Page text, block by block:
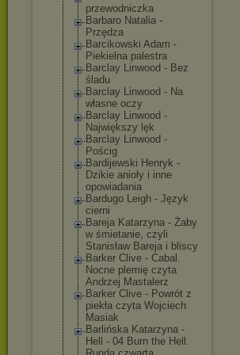
przewodniczka
Barbaro Natalia -
Przędza
Barcikowski Adam -
Piekielna palestra
Barclay Linwood - Bez
śladu
Barclay Linwood - Na
własne oczy
Barclay Linwood -
Największy lęk
Barclay Linwood -
Pościg
Bardijewski Henryk -
Dzikie anioły i inne
opowiadania
Bardugo Leigh - Język
cierni
Bareja Katarzyna - Żaby
w śmietanie, czyli
Stanisław Bareja i bliscy
Barker Clive - Cabal.
Nocne plemię czyta
Andrzej Mastalerz
Barker Clive - Powrót z
piekła czyta Wojciech
Masiak
Barlińska Katarzyna -
Hell - 04 Burn the Hell.